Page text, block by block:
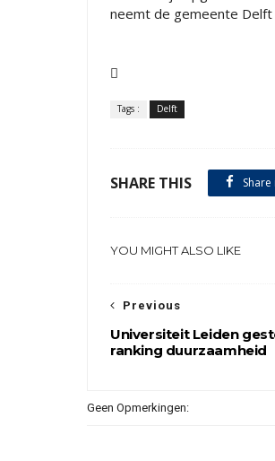
neemt de gemeente

Tags : Delft
SHARE THIS Share
YOU MIGHT ALSO LIKE
Previous
Universiteit Leiden
ranking duurzaamheid
Geen Opmerkingen: